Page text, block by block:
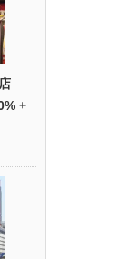
+